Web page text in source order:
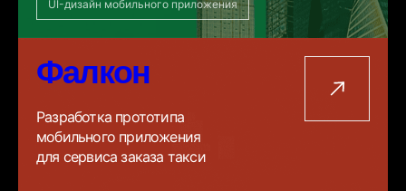
UI-дизайн мобильного приложения
Фалкон
Разработка прототипа
мобильного приложения
для сервиса заказа такси